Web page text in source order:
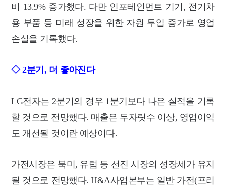
비 13.9% 증가했다. 다만 인포테인먼트 기기, 전기차
용 부품 등 미래 성장을 위한 자원 투입 증가로 영업
손실을 기록했다.
◇ 2분기, 더 좋아진다
LG전자는 2분기의 경우 1분기보다 나은 실적을 기록
할 것으로 전망했다. 매출은 두자릿수 이상, 영업이익
도 개선될 것이란 예상이다.
가전시장은 북미, 유럽 등 선진 시장의 성장세가 유지
될 것으로 전망했다. H&A사업본부는 일반 가전(프리